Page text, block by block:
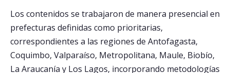
Los contenidos se trabajaron de manera presencial en
prefecturas definidas como prioritarias,
correspondientes a las regiones de Antofagasta,
Coquimbo, Valparaíso, Metropolitana, Maule, Biobío,
La Araucanía y Los Lagos, incorporando metodologías